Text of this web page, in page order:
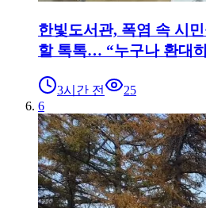
한빛도서관, 폭염 속 시민
할 톡톡… “누구나 환대
3시간 전
25
6